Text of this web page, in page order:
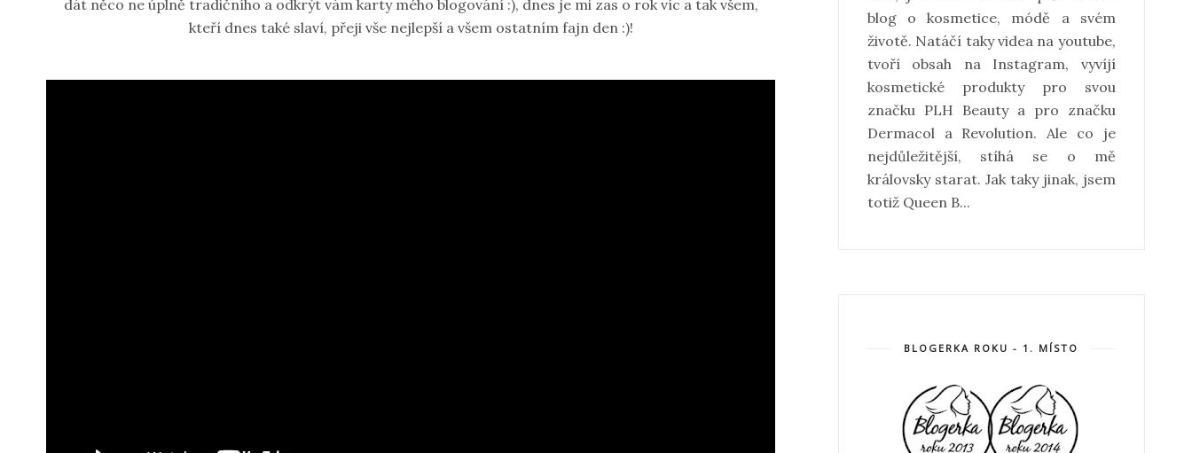
dát něco ne úplně tradičního a odkrýt vám karty mého blogování :), dnes je mi zas o rok víc a tak všem,
kteří dnes také slaví, přeji vše nejlepší a všem ostatním fajn den :)!
blog o kosmetice, módě a svém
životě. Natáčí taky videa na youtube,
tvoří obsah na Instagram, vyvíjí
kosmetické produkty pro svou
značku PLH Beauty a pro značku
Dermacol a Revolution. Ale co je
nejdůležitější, stíhá se o mě
královsky starat. Jak taky jinak, jsem
totiž Queen B...
BLOGERKA ROKU - 1. MÍSTO